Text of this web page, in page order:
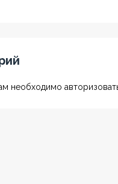
необходимо